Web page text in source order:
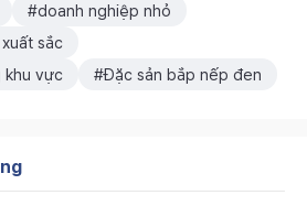
#doanh nghiệp nhỏ
sắc
khu vực
#Đặc sản bắp nếp đen